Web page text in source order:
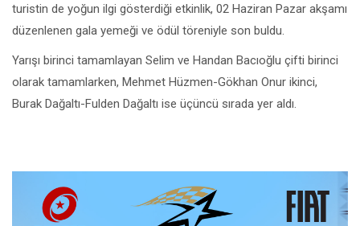
turistin de yoğun ilgi gösterdiği etkinlik, 02 Haziran Pazar akşamı
düzenlenen gala yemeği ve ödül töreniyle son buldu.
Yarışı birinci tamamlayan Selim ve Handan Bacıoğlu çifti birinci
olarak tamamlarken, Mehmet Hüzmen-Gökhan Onur ikinci,
Burak Dağaltı-Fulden Dağaltı ise üçüncü sırada yer aldı.